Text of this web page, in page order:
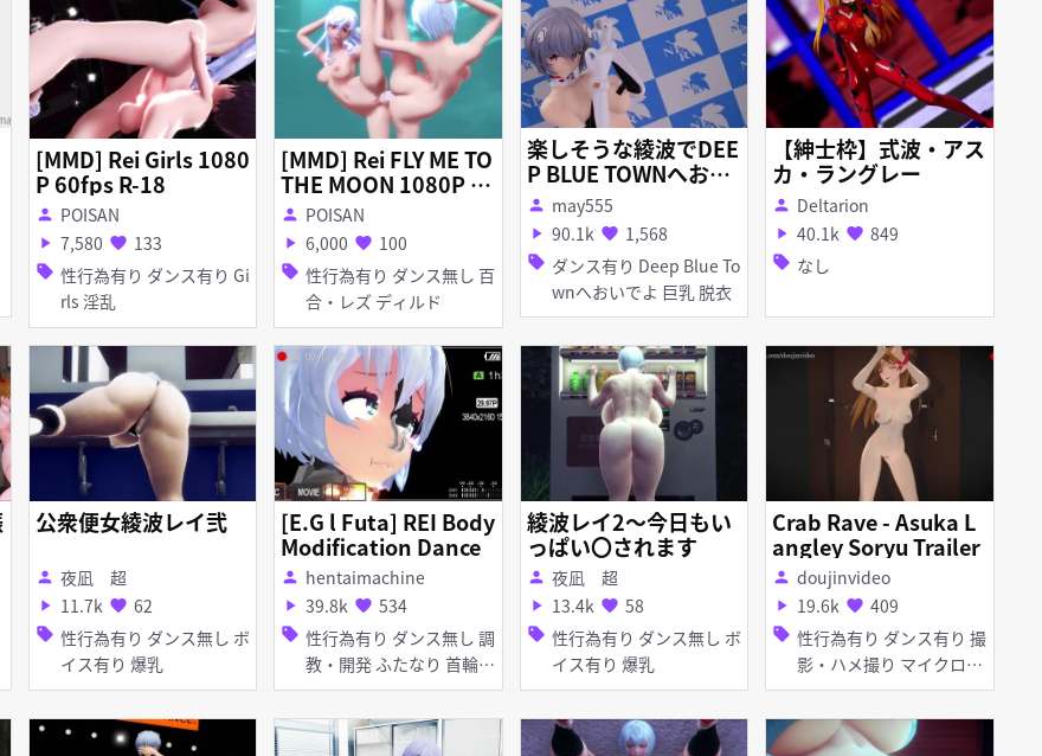
[MMD] Rei Girls 1080
P 60fps R-18
person POISAN
play_arrow 7,580 favorite 133
sell 性行為有り ダンス有り Gi
rls 淫乱
[MMD] Rei FLY ME TO
THE MOON 1080P 6
0fps R-18 [Rev2]
person POISAN
play_arrow 6,000 favorite 100
sell 性行為有り ダンス無し 百
合・レズ ディルド
楽しそうな綾波でDEE
P BLUE TOWNへおい
でよ
person may555
play_arrow 90.1k favorite 1,568
sell ダンス有り Deep Blue To
wnへおいでよ 巨乳 脱衣
【紳士枠】式波・アス
カ・ラングレー
person Deltarion
play_arrow 40.1k favorite 849
sell なし
公衆便女綾波レイ弐
person 夜凪 超
play_arrow 11.7k favorite 62
sell 性行為有り ダンス無し ボ
イス有り 爆乳
[E.G l Futa] REI Body
Modification Dance
person hentaimachine
play_arrow 39.8k favorite 534
sell 性行為有り ダンス無し 調
教・開発 ふたなり 首輪・
鎖・拘束具 ディルド バイ
ブ・ローター ピアス・装
飾品 アナル責め 拘束
綾波レイ2～今日もい
っぱい〇されます
person 夜凪 超
play_arrow 13.4k favorite 58
sell 性行為有り ダンス無し ボ
イス有り 爆乳
Crab Rave - Asuka L
angley Soryu Trailer
person doujinvideo
play_arrow 19.6k favorite 409
sell 性行為有り ダンス有り 撮
影・ハメ撮り マイクロ水
着 羞恥 脱衣 手コキ フェ
ラ